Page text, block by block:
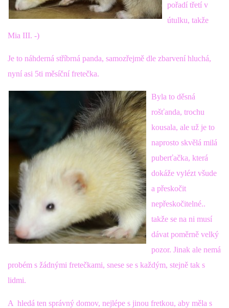
PODMÍNKY PŘEVZETÍ FRETKY.
O FRETCE
PÉČE O FRETKU
CHCI SI POŘÍDIT FRETKU
VÝCHOVA FRETKY
NEMOCI FRETEK
pořadí třetí v
útulku, takže
Mia III. -)
Je to náhderná stříbrná panda, samozřejmě dle zbarvení hluchá,
nyní asi 5ti měsíční fretečka.
Byla to děsná
rošťanda, trochu
kousala, ale už je to
naprosto skvělá milá
puberťačka, která
dokáže vylézt všude
a přeskočit
nepřeskočitelné..
takže se na ni musí
dávat poměrně velký
pozor. Jinak ale nemá
probém s žádnými fretečkami, snese se s každým, stejně tak s
lidmi.
A hledá ten správný domov, nejlépe s jinou fretkou, aby měla s